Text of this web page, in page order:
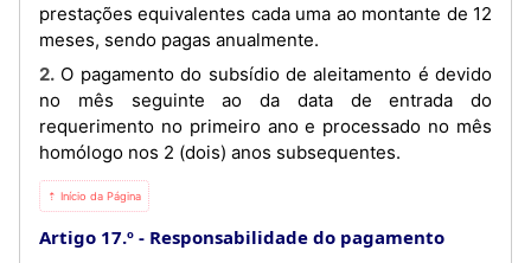
prestações equivalentes cada uma ao montante de 12
meses, sendo pagas anualmente.
2. O pagamento do subsídio de aleitamento é devido
no mês seguinte ao da data de entrada do
requerimento no primeiro ano e processado no mês
homólogo nos 2 (dois) anos subsequentes.
⇡ Início da Página
Artigo 17.º Responsabilidade do pagamento